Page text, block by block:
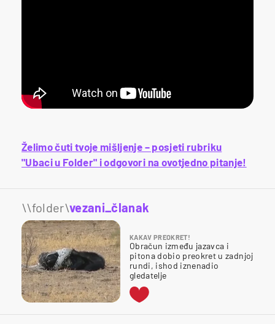
Želimo čuti tvoje mišljenje – posjeti rubriku
"Ubaci u Folder" i odgovori na ovotjedno pitanje!
\\folder\vezani_članak
KAKAV PREOKRET!
Obračun između jazavca i
pitona dobio preokret u zadnjoj
rundi, ishod iznenadio
gledatelje